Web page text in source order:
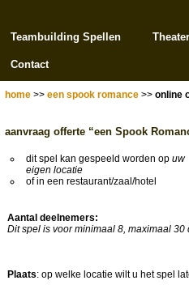
Teambuilding Spellen
Contact
home >> een spook romance >> online
aanvraag offerte “een Spook
dit spel kan gespeeld worden op uw
eigen locatie
of in een restaurant/zaal/hotel
Aantal deelnemers:
Dit spel is voor minimaal 8, maximaal 30
Plaats: op welke locatie wilt u het spel